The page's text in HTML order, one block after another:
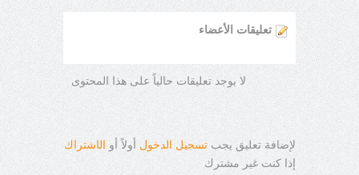
تعليقات الأعضاء
لا يوجد تعليقات حالياً على هذا المحتوى
لإضافة تعليق يجب تسجيل الدخول أولاً أو الاشتراك
إذا كنت غير مشترك